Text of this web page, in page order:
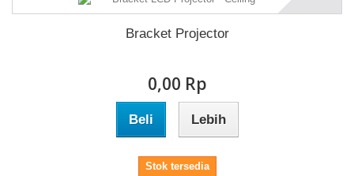
Bracket Projector
0,00 Rp‎
Beli Lebih
Stok tersedia